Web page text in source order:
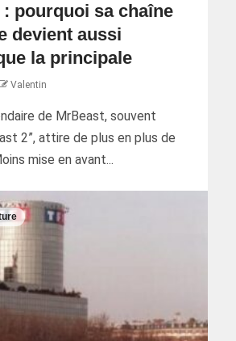
: pourquoi sa chaîne
devient aussi
la principale
Valentin
de MrBeast, souvent
2”, attire de plus en plus de
mise en avant...